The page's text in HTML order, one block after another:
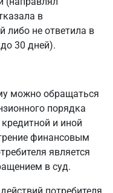
в
либо не ответила в
30 дней).
можно обращаться
порядка
и иной
финансовым
является
в суд.